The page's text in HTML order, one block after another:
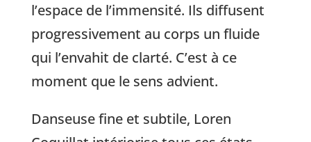
l’espace de l’immensité. Ils diffusent
progressivement au corps un fluide
qui l’envahit de clarté. C’est à ce
moment que le sens advient.
Danseuse fine et subtile, Loren